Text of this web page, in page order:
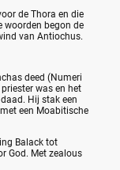
de Thora en die
woorden begon de
van Antiochus.
deed (Numeri
was en het
Hij stak een
een Moabitische
Balack tot
God. Met zealous